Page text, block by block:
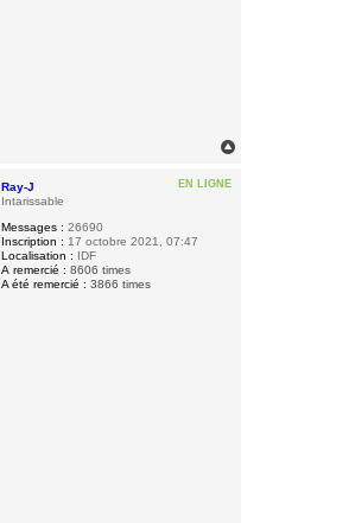
EN LIGNE
Ray-J
Intarissable
Messages : 26690
Inscription : 17 octobre 2021, 07:47
Localisation : IDF
A remercié : 8606 times
A été remercié : 3866 times